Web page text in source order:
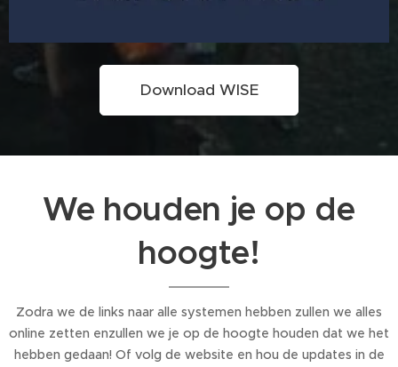
Download WISE
We houden je op de
hoogte!
Zodra we de links naar alle systemen hebben zullen we alles
online zetten enzullen we je op de hoogte houden dat we het
hebben gedaan! Of volg de website en hou de updates in de